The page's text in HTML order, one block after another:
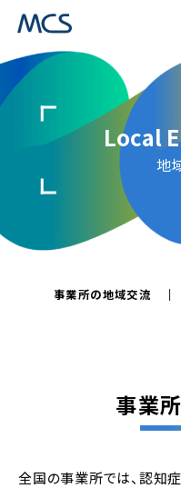
Local
地
事業所の地域交流
事業
全国の事業所では、認知